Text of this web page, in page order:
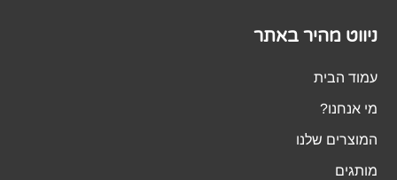
ניווט מהיר באתר
עמוד הבית
מי אנחנו?
המוצרים שלנו
מותגים